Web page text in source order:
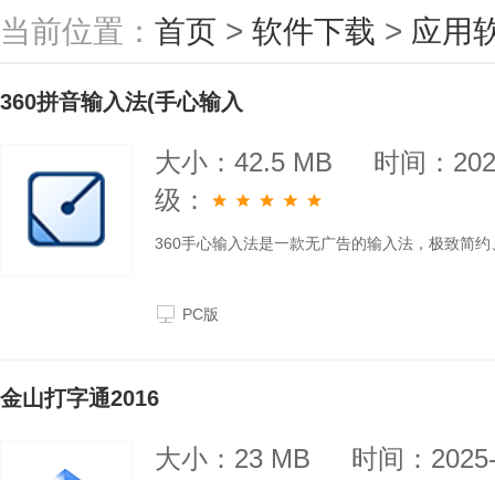
当前位置： 首页 > 软件下载 > 应用
360拼音输入法(手心输入
大小：42.5 MB
时间：
级：
360手心输入法是一款无广告的输入法，极致简
PC版
金山打字通2016
大小：23 MB
时间：